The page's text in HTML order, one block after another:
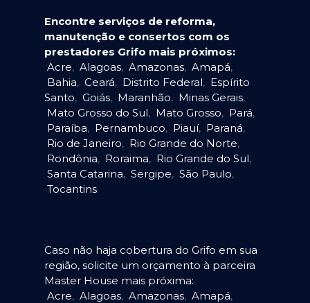
Encontre serviços de reforma,
manutenção e consertos com os
prestadores Grifo mais próximos:
Acre, Alagoas, Amazonas, Amapá,
Bahia, Ceará, Distrito Federal, Espírito
Santo, Goiás, Maranhão, Minas Gerais,
Mato Grosso do Sul, Mato Grosso, Pará,
Paraíba, Pernambuco, Piauí, Paraná,
Rio de Janeiro, Rio Grande do Norte,
Rondônia, Roraima, Rio Grande do Sul,
Santa Catarina, Sergipe, São Paulo,
Tocantins.
Caso não haja cobertura do Grifo em sua
região, solicite um orçamento à parceira
Master House mais próxima:
Acre, Alagoas, Amazonas, Amapá,